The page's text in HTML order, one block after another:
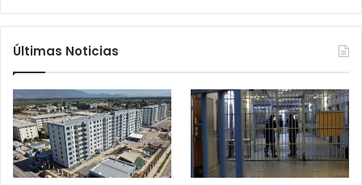
Últimas Noticias